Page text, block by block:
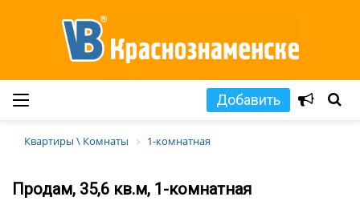
Добавить
Квартиры \ Комнаты 1-комнатная
Продам, 35,6 кв.м, 1-комнатная